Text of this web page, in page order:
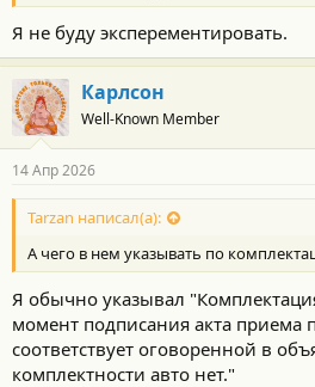
Я не буду эксперементировать.
Карлсон
Well-Known Member
14 Апр 2026
Tarzan написал(а):
А чего в нем указывать по
Я обычно указывал
момент подписания акта приема
соответствует оговоренной в
комплектности авто нет."